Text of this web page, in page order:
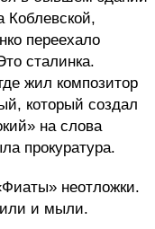
Коблевской,
переехало
сталинка.
жил композитор
который создал
на слова
прокуратура.
неотложки.
и мыли.